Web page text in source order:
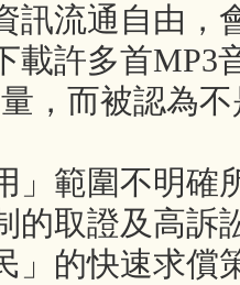
訊流通自由，
載許多首MP3
，而被認為
」範圍不明
的取證及高訴
」的快速求